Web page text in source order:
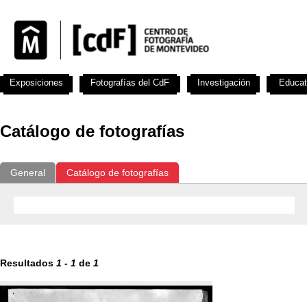
Catálogo de fotografías
General Catálogo de fotografías
Resultados 1 - 1 de 1
Exposiciones Fotografías del CdF Investigación